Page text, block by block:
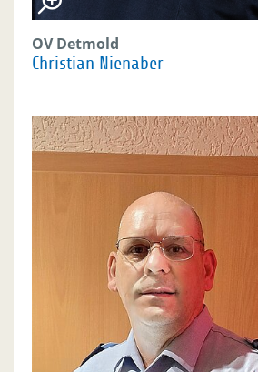
OV Detmold
Christian Nienaber